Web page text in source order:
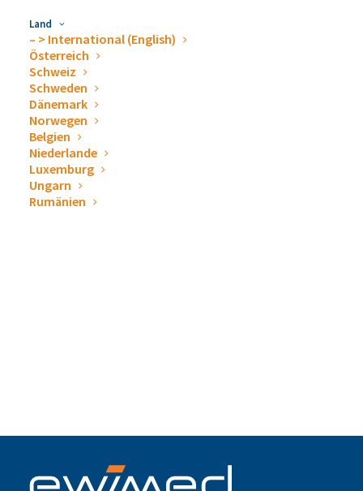
Land
– > International (English)
Österreich
Schweiz
Schweden
Dänemark
Norwegen
Belgien
Niederlande
Luxemburg
Ungarn
Rumänien
Weihnachtsfeier 2025: Après-Ski, der Winter kann